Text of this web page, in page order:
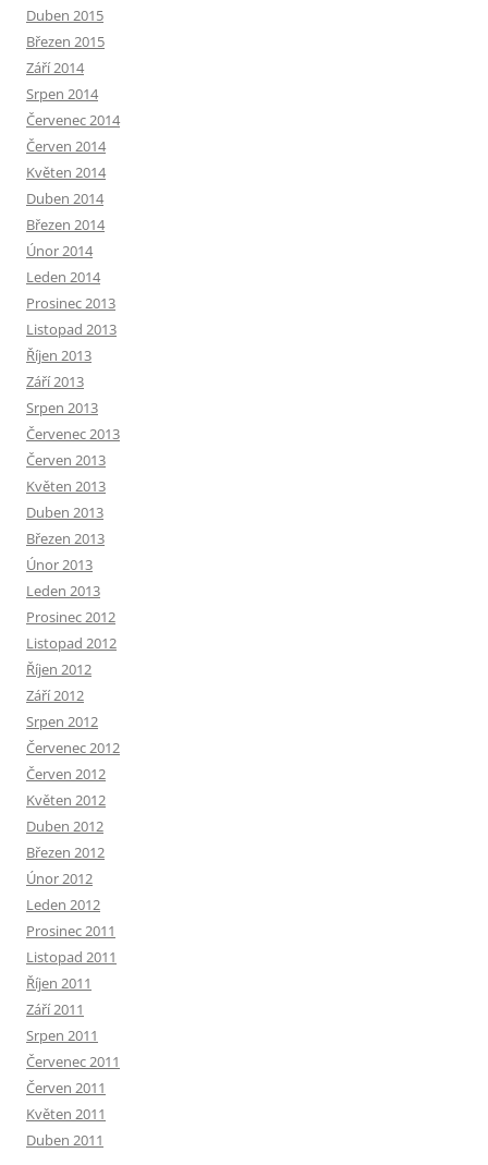
Duben 2015
Březen 2015
Září 2014
Srpen 2014
Červenec 2014
Červen 2014
Květen 2014
Duben 2014
Březen 2014
Únor 2014
Leden 2014
Prosinec 2013
Listopad 2013
Říjen 2013
Září 2013
Srpen 2013
Červenec 2013
Červen 2013
Květen 2013
Duben 2013
Březen 2013
Únor 2013
Leden 2013
Prosinec 2012
Listopad 2012
Říjen 2012
Září 2012
Srpen 2012
Červenec 2012
Červen 2012
Květen 2012
Duben 2012
Březen 2012
Únor 2012
Leden 2012
Prosinec 2011
Listopad 2011
Říjen 2011
Září 2011
Srpen 2011
Červenec 2011
Červen 2011
Květen 2011
Duben 2011